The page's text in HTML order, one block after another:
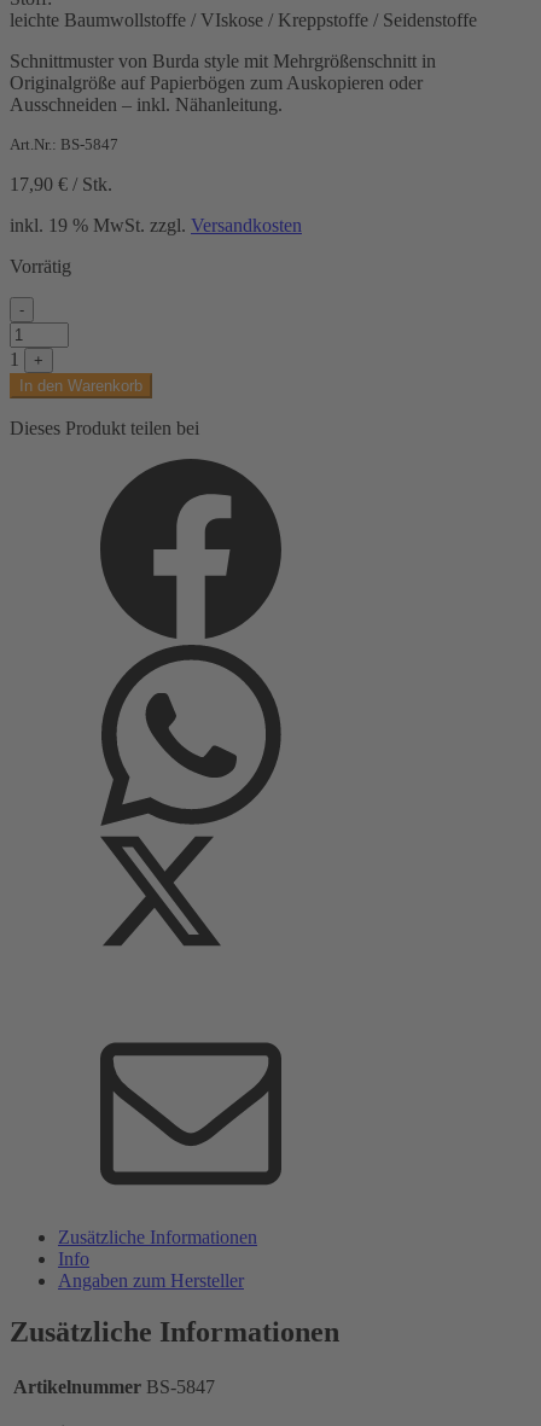
leichte Baumwollstoffe / VIskose / Kreppstoffe / Seidenstoffe
Schnittmuster von Burda style mit Mehrgrößenschnitt in
Originalgröße auf Papierbögen zum Auskopieren oder
Ausschneiden – inkl. Nähanleitung.
Art.Nr.: BS-5847
17,90 € / Stk.
inkl. 19 % MwSt. zzgl. Versandkosten
Vorrätig
-
Schnittmuster
Burda
style,
Top,
Gelb
Menge
1
+
In den Warenkorb
Dieses Produkt teilen bei
Zusätzliche Informationen
Info
Angaben zum Hersteller
Zusätzliche Informationen
Artikelnummer BS-5847